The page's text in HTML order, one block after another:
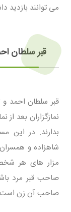
می توانند بازدید
قبر سلطان
قبر سلطان احمد و
نمازگزاران بعد از
بدارند. در این
شاهزاده و
مزار های هر
صاحب قبر مرد
صاحب آن زن است